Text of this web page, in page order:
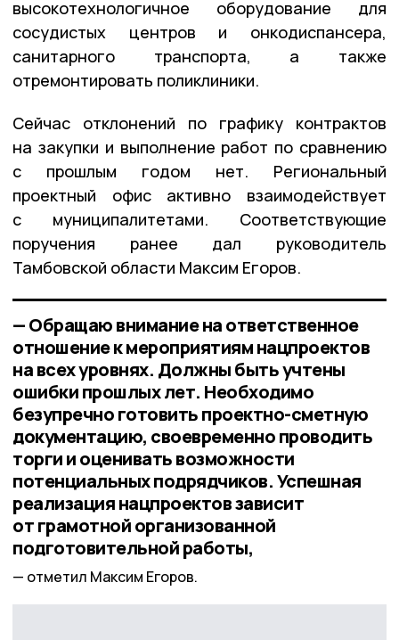
высокотехнологичное оборудование для
сосудистых центров и онкодиспансера,
санитарного транспорта, а также
отремонтировать поликлиники.
Сейчас отклонений по графику контрактов
на закупки и выполнение работ по сравнению
с прошлым годом нет. Региональный
проектный офис активно взаимодействует
с муниципалитетами. Соответствующие
поручения ранее дал руководитель
Тамбовской области Максим Егоров.
— Обращаю внимание на ответственное
отношение к мероприятиям нацпроектов
на всех уровнях. Должны быть учтены
ошибки прошлых лет. Необходимо
безупречно готовить проектно-сметную
документацию, своевременно проводить
торги и оценивать возможности
потенциальных подрядчиков. Успешная
реализация нацпроектов зависит
от грамотной организованной
подготовительной работы,
отметил Максим Егоров.